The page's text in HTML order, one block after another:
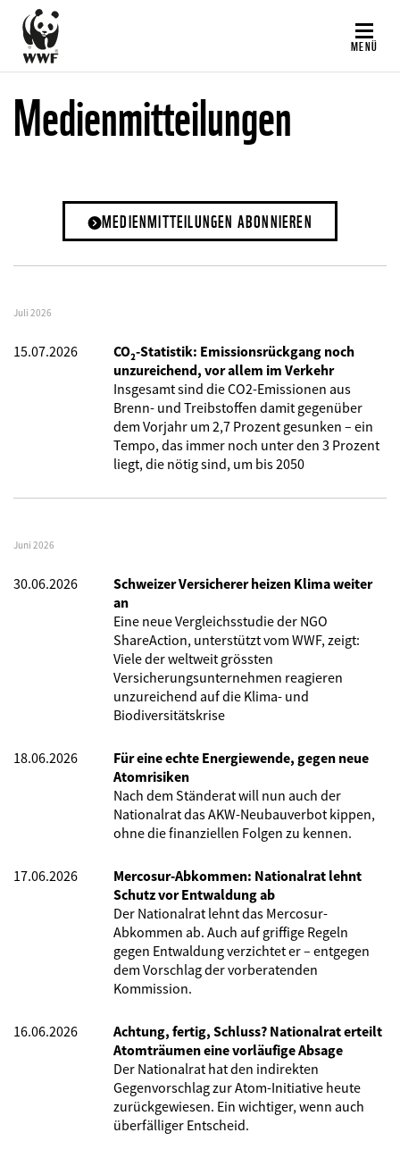
Direkt
zum
Inhalt
MENÜ
Medienmitteilungen
MEDIENMITTEILUNGEN ABONNIEREN
Juli 2026
15.07.2026
CO₂-Statistik: Emissionsrückgang noch
unzureichend, vor allem im Verkehr
Insgesamt sind die CO2-Emissionen aus
Brenn- und Treibstoffen damit gegenüber
dem Vorjahr um 2,7 Prozent gesunken – ein
Tempo, das immer noch unter den 3 Prozent
liegt, die nötig sind, um bis 2050
Juni 2026
30.06.2026
Schweizer Versicherer heizen Klima weiter
an
Eine neue Vergleichsstudie der NGO
ShareAction, unterstützt vom WWF, zeigt:
Viele der weltweit grössten
Versicherungsunternehmen reagieren
unzureichend auf die Klima- und
Biodiversitätskrise
18.06.2026
Für eine echte Energiewende, gegen neue
Atomrisiken
Nach dem Ständerat will nun auch der
Nationalrat das AKW-Neubauverbot kippen,
ohne die finanziellen Folgen zu kennen.
17.06.2026
Mercosur-Abkommen: Nationalrat lehnt
Schutz vor Entwaldung ab
Der Nationalrat lehnt das Mercosur-
Abkommen ab. Auch auf griffige Regeln
gegen Entwaldung verzichtet er – entgegen
dem Vorschlag der vorberatenden
Kommission.
16.06.2026
Achtung, fertig, Schluss? Nationalrat erteilt
Atomträumen eine vorläufige Absage
Der Nationalrat hat den indirekten
Gegenvorschlag zur Atom-Initiative heute
zurückgewiesen. Ein wichtiger, wenn auch
überfälliger Entscheid.